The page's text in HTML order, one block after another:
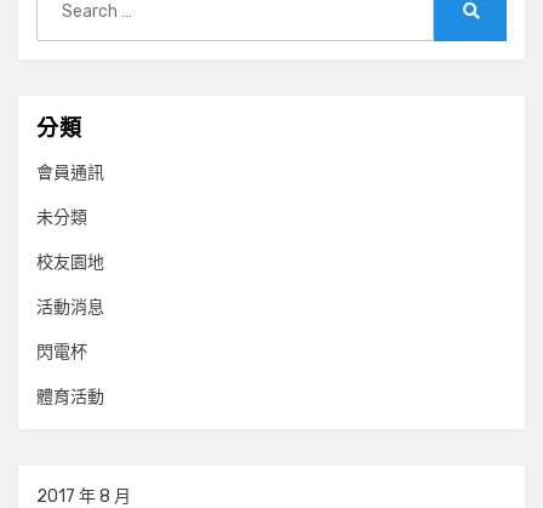
for:
分類
會員通訊
未分類
校友園地
活動消息
閃電杯
體育活動
2017 年 8 月